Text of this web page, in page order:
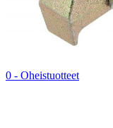
0 - Oheistuotteet